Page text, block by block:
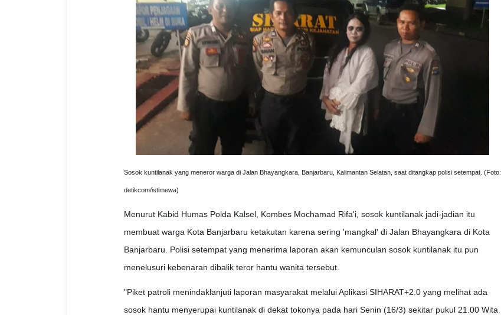
Sosok kuntilanak yang meneror warga di Jalan Bhayangkara, Banjarbaru, Kalimantan Selatan, saat ditangkap polisi setempat. (Foto:
detikcom/istimewa)
Menurut Kabid Humas Polda Kalsel, Kombes Mochamad Rifa'i, sosok kuntilanak jadi-jadian itu
membuat warga Kota Banjarbaru ketakutan karena sering 'mangkal' di Jalan Bhayangkara di Kota
Banjarbaru. Polisi setempat yang menerima laporan akan kemunculan sosok kuntilanak itu pun
menelusuri kebenaran dibalik teror hantu wanita tersebut.
"Piket patroli menindaklanjuti laporan masyarakat melalui Aplikasi SIHARAT+2.0 yang melihat ada
sosok hantu menyerupai kuntilanak di dekat tokonya pada hari Senin (16/3) sekitar pukul 21.00 Wita